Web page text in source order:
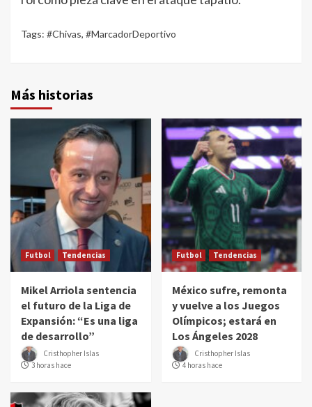
Tags: #Chivas, #MarcadorDeportivo
Más historias
Futbol Tendencias
Mikel Arriola sentencia
el futuro de la Liga de
Expansión: “Es una liga
de desarrollo”
Cristhopher Islas
3 horas hace
Futbol Tendencias
México sufre, remonta
y vuelve a los Juegos
Olímpicos; estará en
Los Ángeles 2028
Cristhopher Islas
4 horas hace